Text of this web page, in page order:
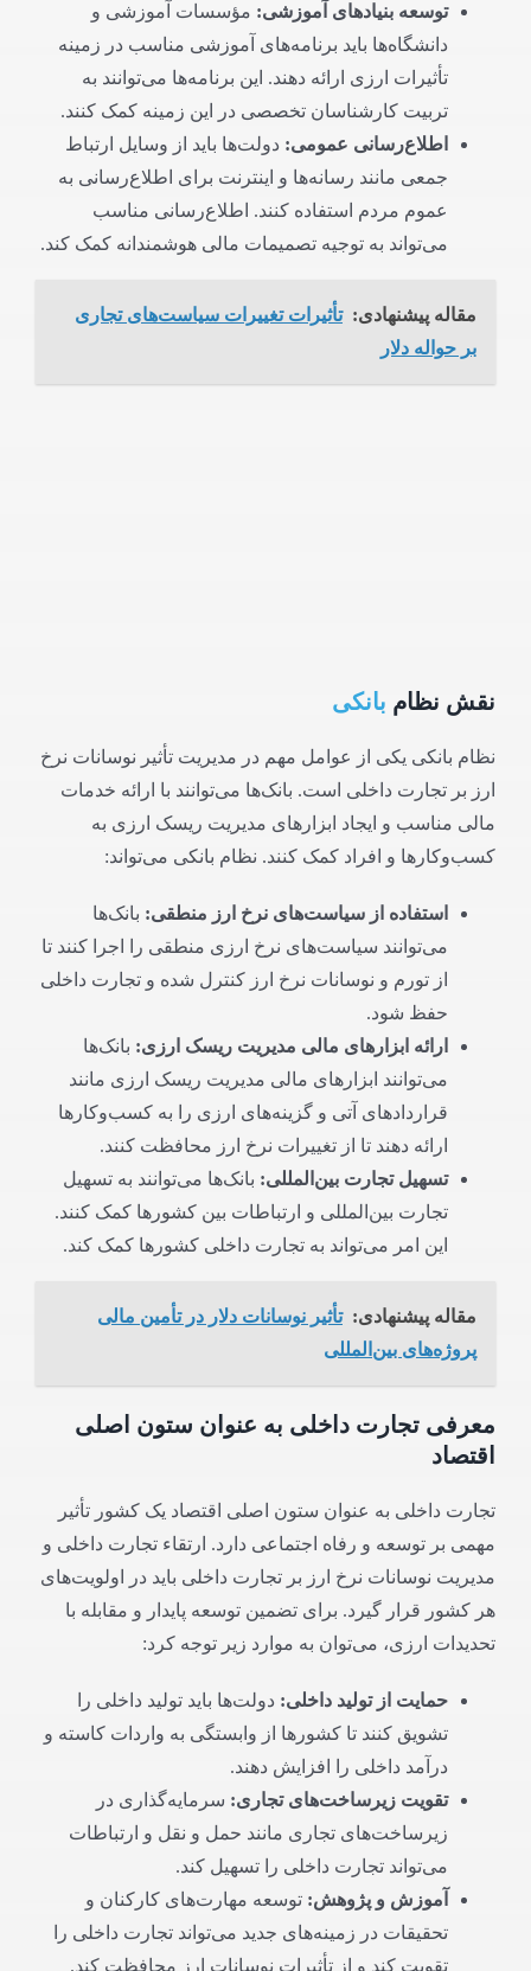
توسعه بنیادهای آموزشی: مؤسسات آموزشی و
دانشگاه‌ها باید برنامه‌های آموزشی مناسب در زمینه
تأثیرات ارزی ارائه دهند. این برنامه‌ها می‌توانند به
تربیت کارشناسان تخصصی در این زمینه کمک کنند.
اطلاع‌رسانی عمومی: دولت‌ها باید از وسایل ارتباط
جمعی مانند رسانه‌ها و اینترنت برای اطلاع‌رسانی به
عموم مردم استفاده کنند. اطلاع‌رسانی مناسب
می‌تواند به توجیه تصمیمات مالی هوشمندانه کمک کند.
مقاله پیشنهادی: تأثیرات تغییرات سیاست‌های تجاری
بر حواله دلار
نقش نظام بانکی
نظام بانکی یکی از عوامل مهم در مدیریت تأثیر نوسانات نرخ
ارز بر تجارت داخلی است. بانک‌ها می‌توانند با ارائه خدمات
مالی مناسب و ایجاد ابزارهای مدیریت ریسک ارزی به
کسب‌وکارها و افراد کمک کنند. نظام بانکی می‌تواند:
استفاده از سیاست‌های نرخ ارز منطقی: بانک‌ها
می‌توانند سیاست‌های نرخ ارزی منطقی را اجرا کنند تا
از تورم و نوسانات نرخ ارز کنترل شده و تجارت داخلی
حفظ شود.
ارائه ابزارهای مالی مدیریت ریسک ارزی: بانک‌ها
می‌توانند ابزارهای مالی مدیریت ریسک ارزی مانند
قراردادهای آتی و گزینه‌های ارزی را به کسب‌وکارها
ارائه دهند تا از تغییرات نرخ ارز محافظت کنند.
تسهیل تجارت بین‌المللی: بانک‌ها می‌توانند به تسهیل
تجارت بین‌المللی و ارتباطات بین کشورها کمک کنند.
این امر می‌تواند به تجارت داخلی کشورها کمک کند.
مقاله پیشنهادی: تأثیر نوسانات دلار در تأمین مالی
پروژه‌های بین‌المللی
معرفی تجارت داخلی به عنوان ستون اصلی
اقتصاد
تجارت داخلی به عنوان ستون اصلی اقتصاد یک کشور تأثیر
مهمی بر توسعه و رفاه اجتماعی دارد. ارتقاء تجارت داخلی و
مدیریت نوسانات نرخ ارز بر تجارت داخلی باید در اولویت‌های
هر کشور قرار گیرد. برای تضمین توسعه پایدار و مقابله با
تحدیدات ارزی، می‌توان به موارد زیر توجه کرد:
حمایت از تولید داخلی: دولت‌ها باید تولید داخلی را
تشویق کنند تا کشورها از وابستگی به واردات کاسته و
درآمد داخلی را افزایش دهند.
تقویت زیرساخت‌های تجاری: سرمایه‌گذاری در
زیرساخت‌های تجاری مانند حمل و نقل و ارتباطات
می‌تواند تجارت داخلی را تسهیل کند.
آموزش و پژوهش: توسعه مهارت‌های کارکنان و
تحقیقات در زمینه‌های جدید می‌تواند تجارت داخلی را
تقویت کند و از تأثیرات نوسانات ارز محافظت کند.